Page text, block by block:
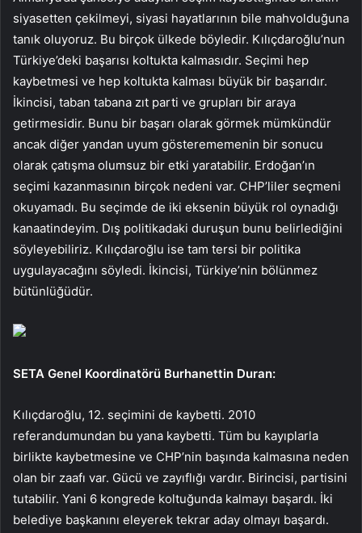
siyasetten çekilmeyi, siyasi hayatlarının bile mahvolduğuna
tanık oluyoruz. Bu birçok ülkede böyledir. Kılıçdaroğlu’nun
Türkiye’deki başarısı koltukta kalmasıdır. Seçimi hep
kaybetmesi ve hep koltukta kalması büyük bir başarıdır.
İkincisi, taban tabana zıt parti ve grupları bir araya
getirmesidir. Bunu bir başarı olarak görmek mümkündür
ancak diğer yandan uyum gösterememenin bir sonucu
olarak çatışma olumsuz bir etki yaratabilir. Erdoğan’ın
seçimi kazanmasının birçok nedeni var. CHP’liler seçmeni
okuyamadı. Bu seçimde de iki eksenin büyük rol oynadığı
kanaatindeyim. Dış politikadaki duruşun bunu belirlediğini
söyleyebiliriz. Kılıçdaroğlu ise tam tersi bir politika
uygulayacağını söyledi. İkincisi, Türkiye’nin bölünmez
bütünlüğüdür.
SETA Genel Koordinatörü Burhanettin Duran:
Kılıçdaroğlu, 12. seçimini de kaybetti. 2010
referandumundan bu yana kaybetti. Tüm bu kayıplarla
birlikte kaybetmesine ve CHP’nin başında kalmasına neden
olan bir zaafı var. Gücü ve zayıflığı vardır. Birincisi, partisini
tutabilir. Yani 6 kongrede koltuğunda kalmayı başardı. İki
belediye başkanını eleyerek tekrar aday olmayı başardı.